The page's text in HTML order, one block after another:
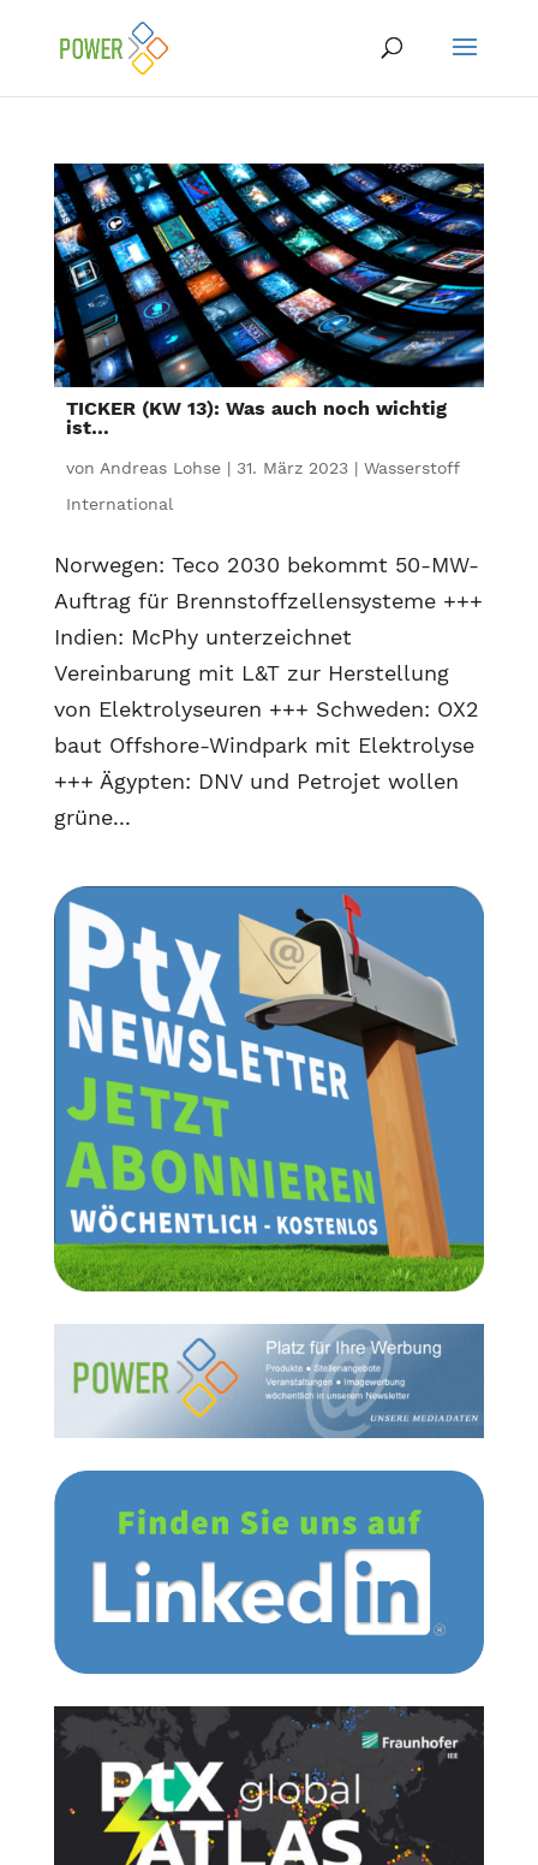
TICKER (KW 13): Was auch noch wichtig
ist…
von Andreas Lohse| 31. März 2023| Wasserstoff
International
Norwegen: Teco 2030 bekommt 50-MW-
Auftrag für Brennstoffzellensysteme +++
Indien: McPhy unterzeichnet
Vereinbarung mit L&T zur Herstellung
von Elektrolyseuren +++ Schweden: OX2
baut Offshore-Windpark mit Elektrolyse
+++ Ägypten: DNV und Petrojet wollen
grüne...